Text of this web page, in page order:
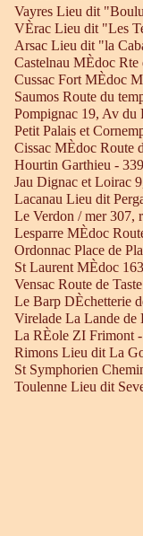
Vayres Lieu dit
VÈrac Lieu dit "Les
Arsac Lieu dit "la
Castelnau MÈdoc
Cussac Fort MÈdoc
Saumos Route du
Pompignac 19, Av du
Petit Palais et
Cissac MÈdoc Route
Hourtin Garthieu -
Jau Dignac et Loirac
Lacanau Lieu dit
Le Verdon / mer 307,
Lesparre MÈdoc
Ordonnac Place de
St Laurent MÈdoc
Vensac Route de
Le Barp DÈchetterie
Virelade La Lande de
La RÈole ZI Frimont
Rimons Lieu dit La
St Symphorien
Toulenne Lieu dit